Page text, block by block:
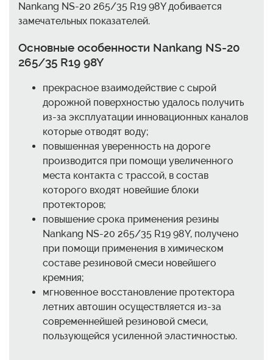
Nankang NS-20 265/35 R19 98Y добивается
замечательных показателей.
Основные особенности Nankang NS-20
265/35 R19 98Y
прекрасное взаимодействие с сырой
дорожной поверхностью удалось получить
из-за эксплуатации инновационных каналов
которые отводят воду;
повышенная уверенность на дороге
производится при помощи увеличенного
места контакта с трассой, в состав
которого входят новейшие блоки
протекторов;
повышение срока применения резины
Nankang NS-20 265/35 R19 98Y, получено
при помощи применения в химическом
составе резиновой смеси новейшего
кремния;
мгновенное восстановление протектора
летних автошин осуществляется из-за
современнейшей резиновой смеси,
пользующейся усиленной эластичностью.